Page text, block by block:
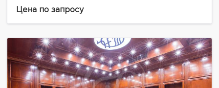
ремонт. Общая площадь 805...
Цена по запросу